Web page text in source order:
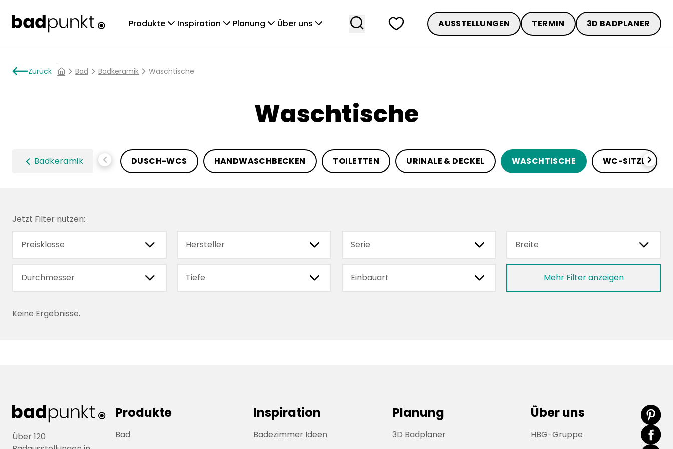
Produkte chevronDown Inspiration chevronDown Planung chevronDown Über uns chevronDown search heart AUSSTELLUNGEN TERMIN 3D BADPLANER
arrowLeftZurück home chevronRight Bad chevronRight Badkeramik chevronRight Waschtische
Waschtische
Badkeramik DUSCH-WCS HANDWASCHBECKEN TOILETTEN URINALE & DECKEL WASCHTISCHE WC-SITZE
chevronLeft chevronRight
Jetzt Filter nutzen:
Preisklasse chevronRight Hersteller chevronRight Serie chevronRight Breite chevronRight
Durchmesser chevronRight Tiefe chevronRight Einbauart chevronRight Mehr Filter anzeigen
Keine Ergebnisse.
Über 120
Produkte
Bad
Inspiration
Badezimmer Ideen
Planung
3D Badplaner
Über uns
HBG-Gruppe